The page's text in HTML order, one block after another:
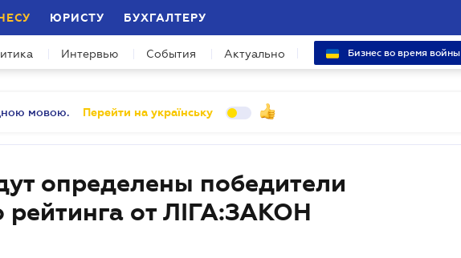
ЮРИСТУ БУХГАЛТЕРУ
Интервью События Актуально Бизнес во время войны
мовою. Перейти на українську
определены победители
рейтинга от ЛІГА:ЗАКОН